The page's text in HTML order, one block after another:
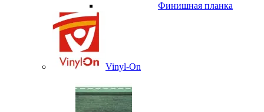
Финишная планка
Vinyl-On